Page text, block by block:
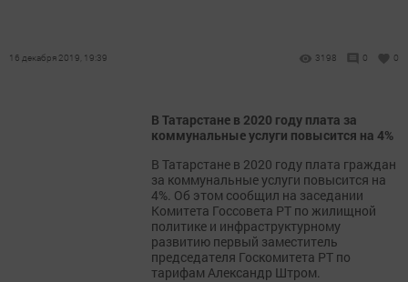
16 декабря 2019, 19:39 3198 0 0
В Татарстане в 2020 году плата за
коммунальные услуги повысится на 4%
В Татарстане в 2020 году плата граждан
за коммунальные услуги повысится на
4%. Об этом сообщил на заседании
Комитета Госсовета РТ по жилищной
политике и инфраструктурному
развитию первый заместитель
председателя Госкомитета РТ по
тарифам Александр Штром.